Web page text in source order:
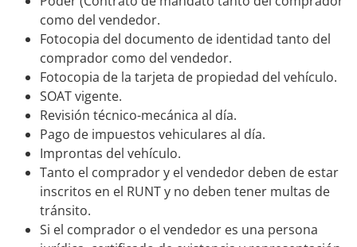
como del vendedor.
Fotocopia del documento de identidad tanto del
comprador como del vendedor.
Fotocopia de la tarjeta de propiedad del vehículo.
SOAT vigente.
Revisión técnico-mecánica al día.
Pago de impuestos vehiculares al día.
Improntas del vehículo.
Tanto el comprador y el vendedor deben de estar
inscritos en el RUNT y no deben tener multas de
tránsito.
Si el comprador o el vendedor es una persona